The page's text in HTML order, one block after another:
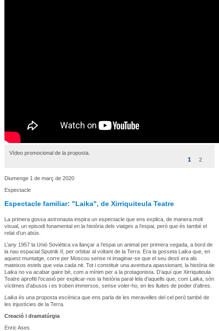
Vídeo promocional de la proposta.
1 2
Diumenge 1 de març de 2020
Espectacle
Espectacle familiar: "Laika", de Xirriquiteula Teatre
La primera gossa astronauta inspira un espectacle que ens explica, de manera molt
visual, un episodi fonamental en la història dels viatges a l’espai, però que és també el
relat d’un abús.
L’any 1957 la Unió Soviètica va llançar a l’espai un animal per primera vegada, a bord de
la nau espacial Sputnik II, per orbitar al voltant de la Terra. Era la gosseta Laika que, en
aquest muntatge, corre per Moscou sense ni imaginar-se que el seu destí era als
mateixos estels que veia cada nit. Tot i constituir una aventura apassionant, la història de
Laika no va acabar gaire bé, com a mínim per a la protagonista. D’aquí que Xirriquiteula
Teatre aprofiti l’ocasió per explicar-nos la història paral·lela d’aquells que, com Laika, són
víctimes d’abusos i es troben immersos, sense voler-ho, en les lluites de poder d’altres.
Laikaés una proposta escènica que ens parla de les meravelles del cel però també de
les injustícies de la Terra.
Creació i dramatúrgia
Enric Ases